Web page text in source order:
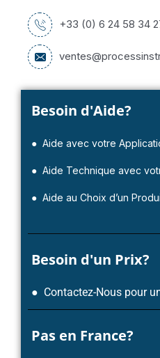
+33 (0) 6 24 58 34
Besoin d'Aide?
● Aide avec votre
● Aide Technique avec
● Aide au Choix d’un
Besoin d'un Prix?
● Contactez-Nous pour
Pas en France?